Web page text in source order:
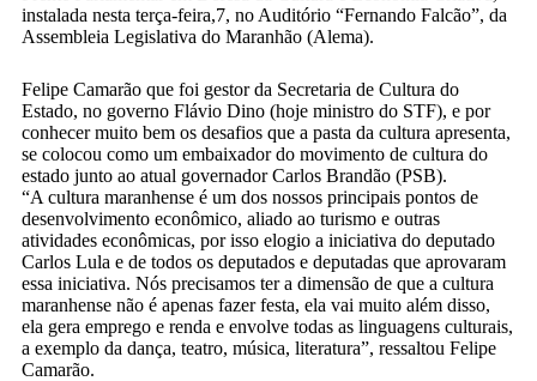
instalada nesta terça-feira,7, no Auditório “Fernando Falcão”, da
Assembleia Legislativa do Maranhão (Alema).
Felipe Camarão que foi gestor da Secretaria de Cultura do
Estado, no governo Flávio Dino (hoje ministro do STF), e por
conhecer muito bem os desafios que a pasta da cultura apresenta,
se colocou como um embaixador do movimento de cultura do
estado junto ao atual governador Carlos Brandão (PSB).
“A cultura maranhense é um dos nossos principais pontos de
desenvolvimento econômico, aliado ao turismo e outras
atividades econômicas, por isso elogio a iniciativa do deputado
Carlos Lula e de todos os deputados e deputadas que aprovaram
essa iniciativa. Nós precisamos ter a dimensão de que a cultura
maranhense não é apenas fazer festa, ela vai muito além disso,
ela gera emprego e renda e envolve todas as linguagens culturais,
a exemplo da dança, teatro, música, literatura”, ressaltou Felipe
Camarão.